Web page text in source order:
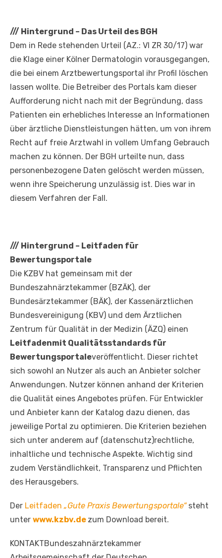
/// Hintergrund – Das Urteil des BGH
Dem in Rede stehenden Urteil (AZ.: VI ZR 30/17) war
die Klage einer Kölner Dermatologin vorausgegangen,
die bei einem Arztbewertungsportal ihr Profil löschen
lassen wollte. Die Betreiber des Portals kam dieser
Aufforderung nicht nach mit der Begründung, dass
Patienten ein erhebliches Interesse an Informationen
über ärztliche Dienstleistungen hätten, um von ihrem
Recht auf freie Arztwahl in vollem Umfang Gebrauch
machen zu können. Der BGH urteilte nun, dass
personenbezogene Daten gelöscht werden müssen,
wenn ihre Speicherung unzulässig ist. Dies war in
diesem Verfahren der Fall.
/// Hintergrund – Leitfaden für
Bewertungsportale
Die KZBV hat gemeinsam mit der
Bundeszahnärztekammer (BZÄK), der
Bundesärztekammer (BÄK), der Kassenärztlichen
Bundesvereinigung (KBV) und dem Ärztlichen
Zentrum für Qualität in der Medizin (ÄZQ) einen
Leitfadenmit Qualitätsstandards für
Bewertungsportaleveröffentlicht. Dieser richtet
sich sowohl an Nutzer als auch an Anbieter solcher
Anwendungen. Nutzer können anhand der Kriterien
die Qualität eines Angebotes prüfen. Für Entwickler
und Anbieter kann der Katalog dazu dienen, das
jeweilige Portal zu optimieren. Die Kriterien beziehen
sich unter anderem auf (datenschutz)rechtliche,
inhaltliche und technische Aspekte. Wichtig sind
zudem Verständlichkeit, Transparenz und Pflichten
des Herausgebers.
Der Leitfaden „Gute Praxis Bewertungsportale“steht
unter www.kzbv.de zum Download bereit.
KONTAKTBundeszahnärztekammer